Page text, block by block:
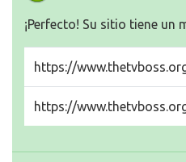
¡Perfecto! Su sitio tiene un
https://
https://